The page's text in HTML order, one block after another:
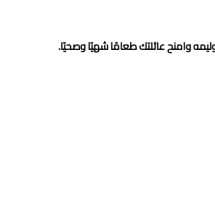
وامنح عائلتك طعامًا شهيًا وصحيًا.